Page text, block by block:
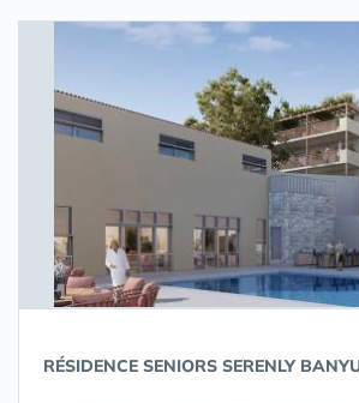
RÉSIDENCE SENIORS SERENLY